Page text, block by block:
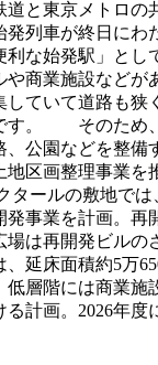
と東京メトロの
発列車が終日にわ
利な始発駅」とし
商業施設などが
していて道路も狭
す。 そのため
公園などを整備
地区画整理事業を
タールの敷地で
発事業を計画。再
は再開発ビルの
床面積約5万
層階には商業施
計画。2026年度